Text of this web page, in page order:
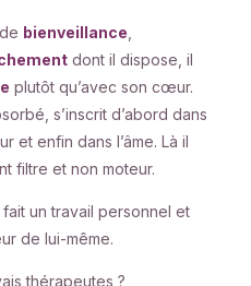
, de bienveillance
dont il dispose, il
plutôt qu’avec son cœur.
s’inscrit d’abord dans
et enfin dans l’âme. Là il
filtre et non moteur.
un travail personnel et
de lui-même.
thérapeutes ?